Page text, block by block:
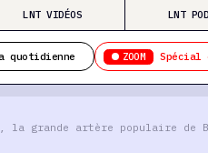
LNT VIDÉOS LNT
quotidienne ZOOM Spécial
la grande artère populaire de